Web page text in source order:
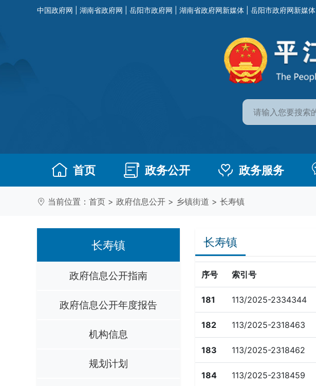
中国政府网 湖南省政府网 岳阳市政府网 湖南省政府网新媒体 岳阳市政府网新媒体
首页 政务公开 政务服务
当前位置： 首页 > 政府信息公开 > 乡镇街道 > 长寿镇
长寿镇
政府信息公开指南
政府信息公开年度报告
机构信息
规划计划
长寿镇
序号 索引号
181 113/2025-2334344
182 113/2025-2318463
183 113/2025-2318462
184 113/2025-2318459